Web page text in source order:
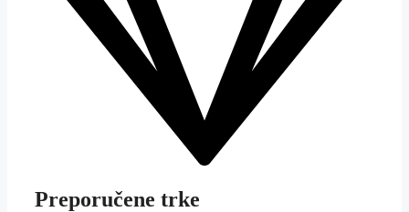
Preporučene trke